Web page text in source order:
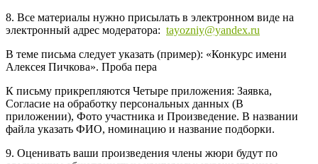
8. Все материалы нужно присылать в электронном виде на
электронный адрес модератора: tayozniy@yandex.ru
В теме письма следует указать (пример): «Конкурс имени
Алексея Пичкова». Проба пера
К письму прикрепляются Четыре приложения: Заявка,
Согласие на обработку персональных данных (В
приложении), Фото участника и Произведение. В названии
файла указать ФИО, номинацию и название подборки.
9. Оценивать ваши произведения члены жюри будут по